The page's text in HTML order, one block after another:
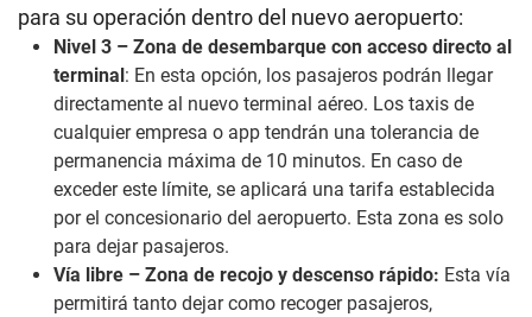
para su operación dentro del nuevo aeropuerto:
Nivel 3 – Zona de desembarque con acceso directo al
terminal: En esta opción, los pasajeros podrán llegar
directamente al nuevo terminal aéreo. Los taxis de
cualquier empresa o app tendrán una tolerancia de
permanencia máxima de 10 minutos. En caso de
exceder este límite, se aplicará una tarifa establecida
por el concesionario del aeropuerto. Esta zona es solo
para dejar pasajeros.
Vía libre – Zona de recojo y descenso rápido: Esta vía
permitirá tanto dejar como recoger pasajeros,